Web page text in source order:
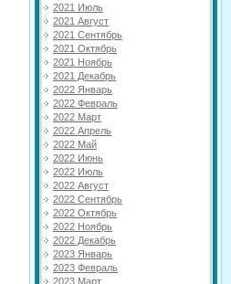
2021 Июль
2021 Август
2021 Сентябрь
2021 Октябрь
2021 Ноябрь
2021 Декабрь
2022 Январь
2022 Февраль
2022 Март
2022 Апрель
2022 Май
2022 Июнь
2022 Июль
2022 Август
2022 Сентябрь
2022 Октябрь
2022 Ноябрь
2022 Декабрь
2023 Январь
2023 Февраль
2023 Март